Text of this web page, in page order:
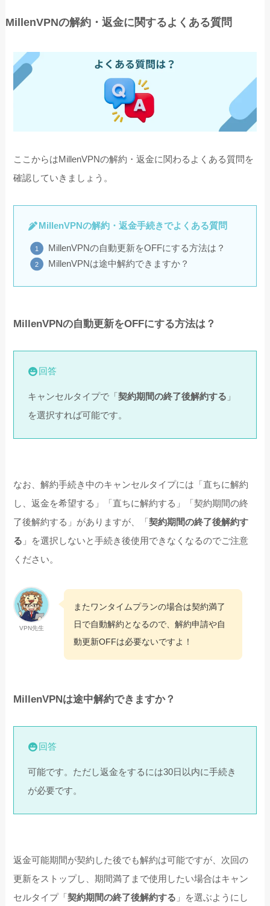
MillenVPNの解約・返金に関するよくある質問
ここからはMillenVPNの解約・返金に関わるよくある質問を
確認していきましょう。
MillenVPNの解約・返金手続きでよくある質問
MillenVPNの自動更新をOFFにする方法は？
MillenVPNは途中解約できますか？
MillenVPNの自動更新をOFFにする方法は？
回答
キャンセルタイプで「契約期間の終了後解約する 」
を選択すれば可能です。
なお、解約手続き中のキャンセルタイプには「直ちに解約
し、返金を希望する」「直ちに解約する」「契約期間の終
了後解約する」がありますが、「契約期間の終了後解約す
る 」を選択しないと手続き後使用できなくなるのでご注意
ください。
VPN先生
またワンタイムプランの場合は契約満了
日で自動解約となるので、解約申請や自
動更新OFFは必要ないですよ！
MillenVPNは途中解約できますか？
回答
可能です。ただし返金をするには30日以内に手続き
が必要です。
返金可能期間が契約した後でも解約は可能ですが、次回の
更新をストップし、期間満了まで使用したい場合はキャン
セルタイプ「契約期間の終了後解約する 」を選ぶようにし